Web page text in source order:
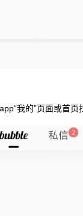
我的”页面或首页